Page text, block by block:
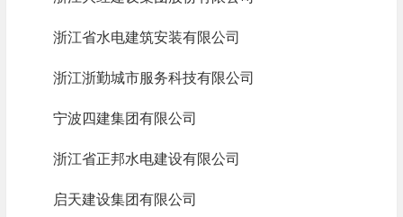
浙江省水电建筑安装有限公司
浙江浙勤城市服务科技有限公司
宁波四建集团有限公司
浙江省正邦水电建设有限公司
启天建设集团有限公司